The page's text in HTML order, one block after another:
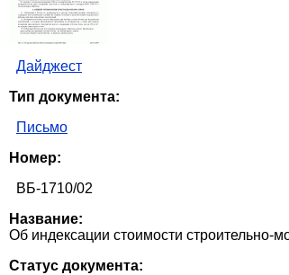
Дайджест
Тип документа:
Письмо
Номер:
ВБ-1710/02
Название:
Об индексации стоимости строительно-
Статус документа: